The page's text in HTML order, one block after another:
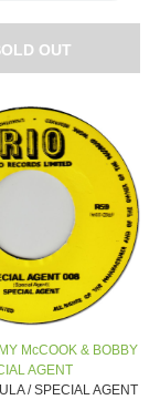
OUT
McCOOK & BOBBY
AGENT
/ SPECIAL AGENT